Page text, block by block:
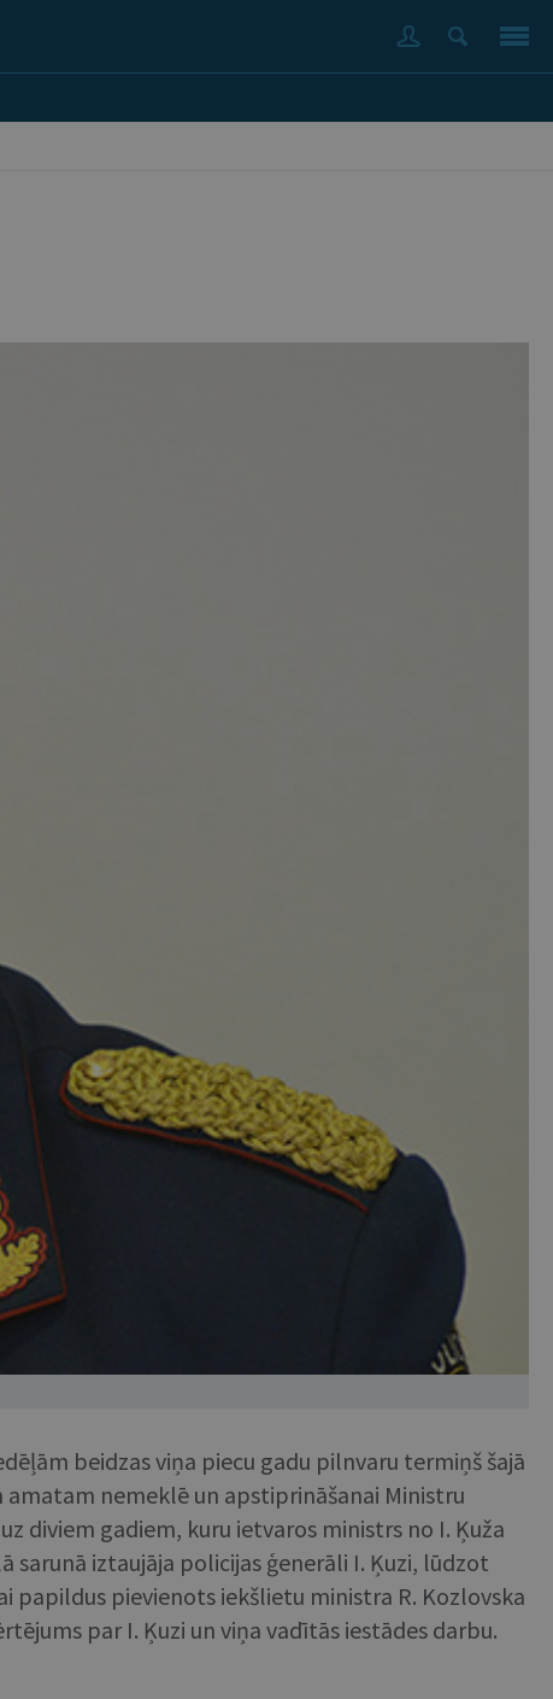
beidzas viņa piecu gadu pilnvaru termiņš šajā
amatam nemeklē un apstiprināšanai Ministru
diviem gadiem, kuru ietvaros ministrs no I. Ķuža
iztaujāja policijas ģenerāli I. Ķuzi, lūdzot
papildus pievienots iekšlietu ministra R. Kozlovska
par I. Ķuzi un viņa vadītās iestādes darbu.